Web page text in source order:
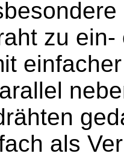
zu
als